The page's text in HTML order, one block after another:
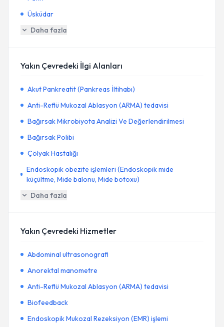
Üsküdar
Daha fazla
Yakın Çevredeki İlgi Alanları
Akut Pankreatit (Pankreas İltihabı)
Anti-Reflü Mukozal Ablasyon (ARMA) tedavisi
Bağırsak Mikrobiyota Analizi Ve Değerlendirilmesi
Bağırsak Polibi
Çölyak Hastalığı
Endoskopik obezite işlemleri (Endoskopik mide
küçültme, Mide balonu, Mide botoxu)
Daha fazla
Yakın Çevredeki Hizmetler
Abdominal ultrasonografi
Anorektal manometre
Anti-Reflü Mukozal Ablasyon (ARMA) tedavisi
Biofeedback
Endoskopik Mukozal Rezeksiyon (EMR) işlemi